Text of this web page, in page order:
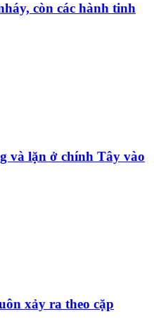
còn các hành tinh
và lặn ở chính Tây vào
xảy ra theo cặp